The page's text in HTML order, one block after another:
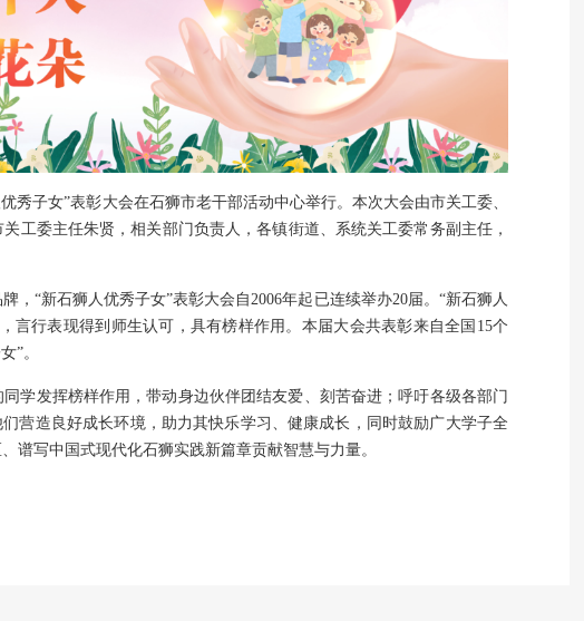
秀子女”表彰大会在石狮市老干部活动中心举行。本次大会由市关工委、
工委主任朱贤，相关部门负责人，各镇街道、系统关工委常务副主任，
，“新石狮人优秀子女”表彰大会自2006年起已连续举办20届。“新石狮人
言行表现得到师生认可，具有榜样作用。本届大会共表彰来自全国15个
”。
学发挥榜样作用，带动身边伙伴团结友爱、刻苦奋进；呼吁各级各部门
营造良好成长环境，助力其快乐学习、健康成长，同时鼓励广大学子全
谱写中国式现代化石狮实践新篇章贡献智慧与力量。